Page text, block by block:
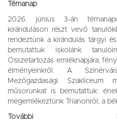
Témanap
2026. június 3-án
kiránduláson részt vevő
rendeztünk a kirándulás tárgyi
bemutattuk iskolánk
Összetartozás emléknapjára,
élményeinkről. A
Mezőgazdasági Szaklíceum
műsorunkat is bemutattuk:
megemlékeztünk Trianonról, a